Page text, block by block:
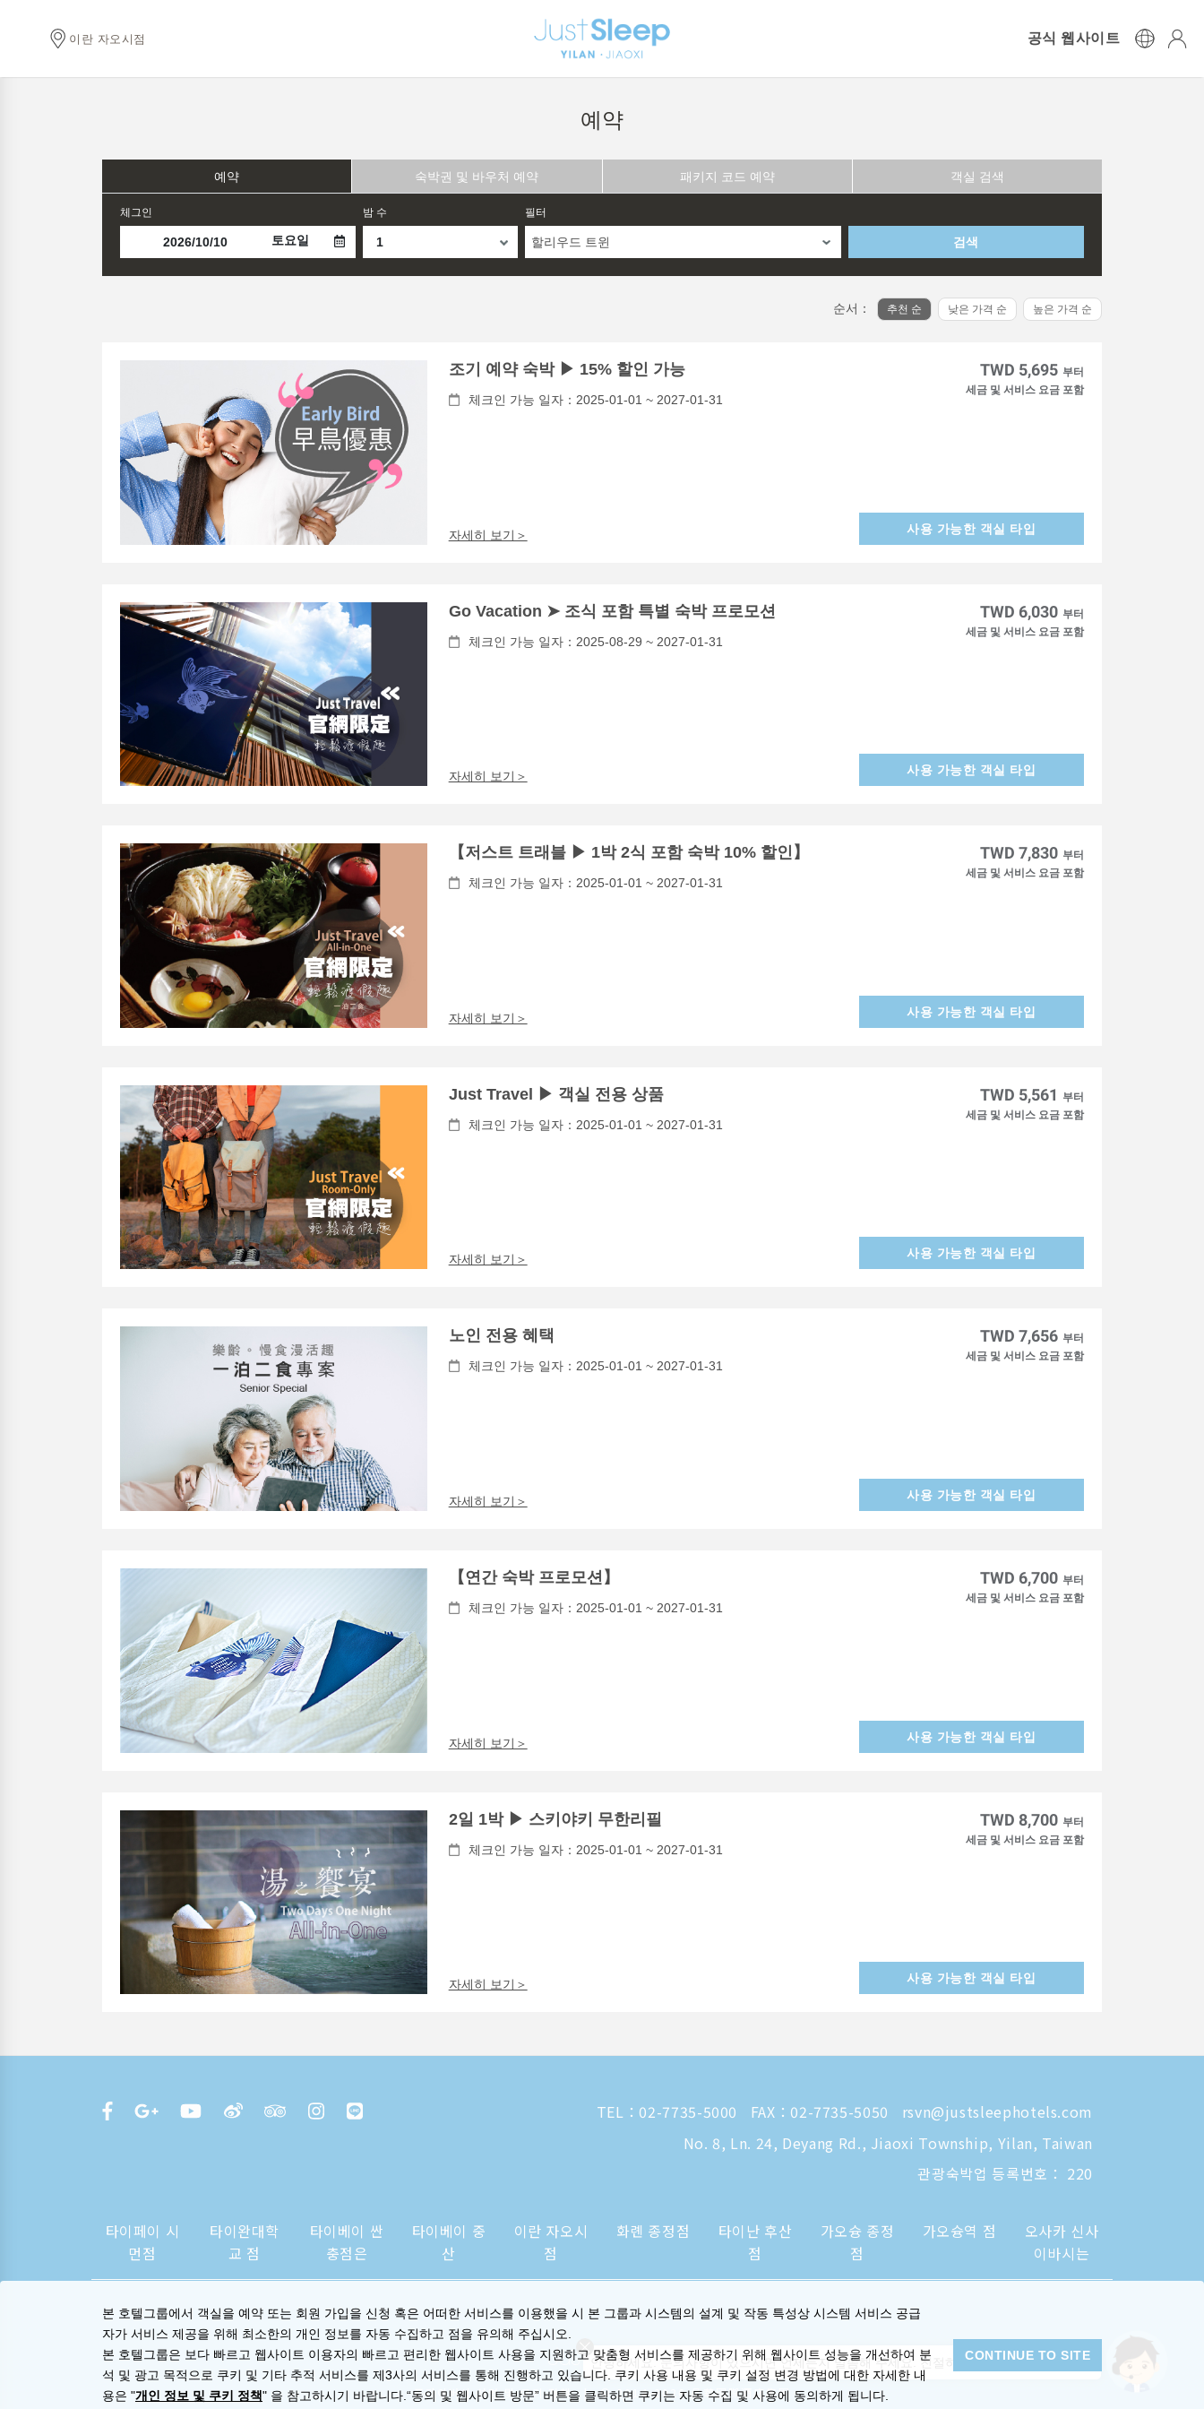
이란 자오시점 공식 웹사이트
예약
예약 숙박권 및 바우처 예약 패키지 코드 예약 객실 검색
체그인
토요일
밤 수 필터
할리우드 트윈 검색
순서： 추천 순 낮은 가격 순 높은 가격 순
조기 예약 숙박 ▶ 15% 할인 가능
체크인 가능 일자：2025-01-01 ~ 2027-01-31
자세히 보기＞
TWD 5,695 부터
세금 및 서비스 요금 포함
사용 가능한 객실 타입
Go Vacation ➤ 조식 포함 특별 숙박 프로모션
체크인 가능 일자：2025-08-29 ~ 2027-01-31
자세히 보기＞
TWD 6,030 부터
세금 및 서비스 요금 포함
사용 가능한 객실 타입
【저스트 트래블 ▶ 1박 2식 포함 숙박 10% 할인】
체크인 가능 일자：2025-01-01 ~ 2027-01-31
자세히 보기＞
TWD 7,830 부터
세금 및 서비스 요금 포함
사용 가능한 객실 타입
Just Travel ▶ 객실 전용 상품
체크인 가능 일자：2025-01-01 ~ 2027-01-31
자세히 보기＞
TWD 5,561
부터
세금 및 서비스 요금 포함
사용 가능한 객실 타입
노인 전용 혜택
체크인 가능 일자：2025-01-01 ~ 2027-01-31
자세히 보기＞
TWD 7,656 부터
세금 및 서비스 요금 포함
사용 가능한 객실 타입
【연간 숙박 프로모션】
체크인 가능 일자：2025-01-01 ~ 2027-01-31
자세히 보기＞
TWD 6,700 부터
세금 및 서비스 요금 포함
사용 가능한 객실 타입
2일 1박 ▶ 스키야키 무한리필
체크인 가능 일자：2025-01-01 ~ 2027-01-31
자세히 보기＞
TWD 8,700 부터
세금 및 서비스 요금 포함
사용 가능한 객실 타입
TEL： 02-7735-5000 FAX：02-7735-5050
rsvn@justsleephotels.com
No. 8, Ln. 24, Deyang Rd., Jiaoxi Township, Yilan, Taiwan
관광숙박업 등록번호： 220
타이페이 시
먼점
타이완대학
교 점
타이베이 싼
충점은
타이베이 중
산
이란 자오시
점
화롄 종정점
타이난 후산
점
가오슝 종정
점
가오슝역 점
오사카 신사
이바시는
프라이버시 성명 및 쿠키 정책 | © 2014-2026 晶華國際酒店集團
본 호텔그룹에서 객실을 예약 또는 회원 가입을 신청 혹은 어떠한 서비스를 이용했을 시 본 그룹과 시스템의 설계 및 작동 특성상 시스템 서비스 공급
자가 서비스 제공을 위해 최소한의 개인 정보를 자동 수집하고 점을 유의해 주십시오.
본 호텔그룹은 보다 빠르고 웹사이트 이용자의 빠르고 편리한 웹사이트 사용을 지원하고 맞춤형 서비스를 제공하기 위해 웹사이트 성능을 개선하여 분
석 및 광고 목적으로 쿠키 및 기타 추적 서비스를 제3사의 서비스를 통해 진행하고 있습니다. 쿠키 사용 내용 및 쿠키 설정 변경 방법에 대한 자세한 내
용은 "개인 정보 및 쿠키 정책" 을 참고하시기 바랍니다.“동의 및 웹사이트 방문” 버튼을 클릭하면 쿠키는 자동 수집 및 사용에 동의하게 됩니다.
CONTINUE TO SITE
안녕하세요. 문의사항이 있으시면 언제든지 말씀해 주세요. 친절하게 안내해 드리겠습니다.